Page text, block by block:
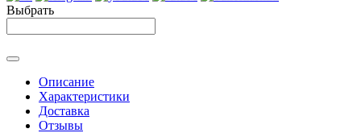
Выбрать
Описание
Характеристики
Доставка
Отзывы